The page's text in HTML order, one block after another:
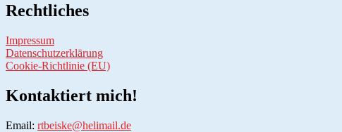
Rechtliches
Impressum
Datenschutzerklärung
Cookie-Richtlinie (EU)
Kontaktiert mich!
Email: rtbeiske@helimail.de